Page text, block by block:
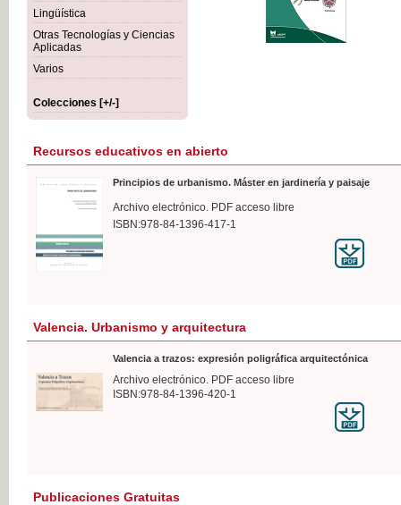
Lingüística
Otras Tecnologías y Ciencias
Aplicadas
Varios
Colecciones [+/-]
Recursos educativos en abierto
Principios de urbanismo. Máster en jardinería y paisaje
Archivo electrónico. PDF acceso libre
ISBN:978-84-1396-417-1
Valencia. Urbanismo y arquitectura
Valencia a trazos: expresión poligráfica arquitectónica
Archivo electrónico. PDF acceso libre
ISBN:978-84-1396-420-1
Publicaciones Gratuitas